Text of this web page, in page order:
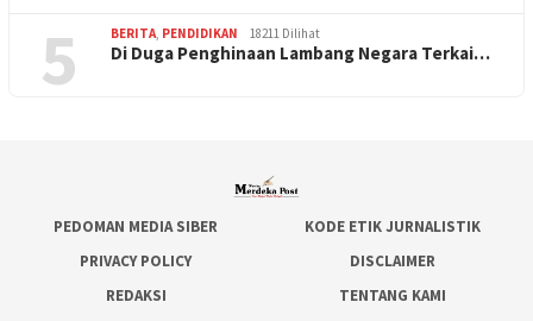
5 BERITA PENDIDIKAN 18211 Dilihat
Di Duga Penghinaan Lambang Negara Terkai…
PEDOMAN MEDIA SIBER
KODE ETIK JURNALISTIK
PRIVACY POLICY
DISCLAIMER
REDAKSI
TENTANG KAMI